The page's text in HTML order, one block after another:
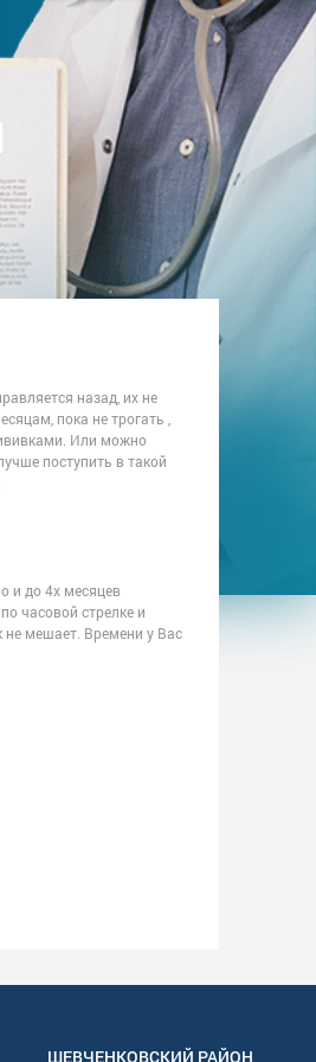
назад, их не
пока не трогать ,
Или можно
поступить в такой
и до 4х месяцев
часовой стрелке и
не мешает. Времени у Вас
ШЕВЧЕНКОВСКИЙ РАЙОН